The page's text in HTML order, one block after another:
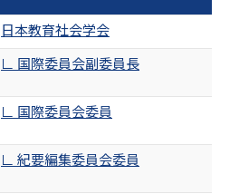
日本教育社会学会
∟ 国際委員会副委員長
∟ 国際委員会委員
∟ 紀要編集委員会委員